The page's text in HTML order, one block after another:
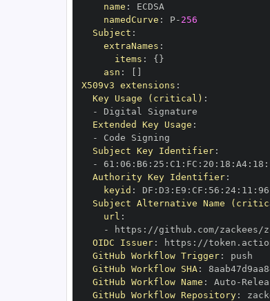
name :
namedCurve : P- 256
Subject :
extraNames :
items : { }
asn :
X509v3 extensions :
Key Usage (critical) :
-
Extended Key Usage :
-
Subject Key Identifier:
-
61 : 06 : B6 : 25 : C1 : FC : 20 : 18 : A4: 18 :
Authority Key Identifier:
keyid : DF : D3 : E9 : CF : 56 : 24: 11 : 96
Subject Alternative Name
url :
-
https : //github.com/zackees/
OIDC Issuer: https :
GitHub Workflow Trigger:
GitHub Workflow SHA:
GitHub Workflow Name : Auto -
GitHub Workflow Repository: